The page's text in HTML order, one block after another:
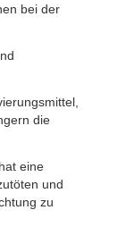
bei der
die
eine
und
zu